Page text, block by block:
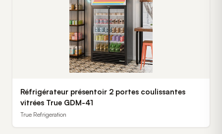
Réfrigérateur présentoir 2 portes coulissantes
vitrées True GDM-41
True Refrigeration